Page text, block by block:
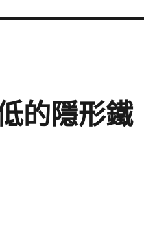
的隱形鐵